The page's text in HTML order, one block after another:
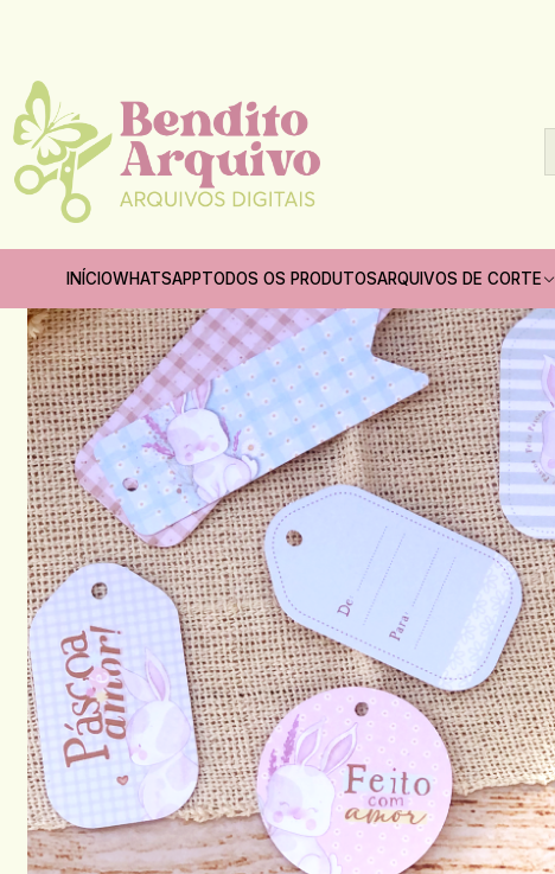
INÍCIOWHATSAPPTODOS OS PRODUTOSARQUIVOS DE CORTE